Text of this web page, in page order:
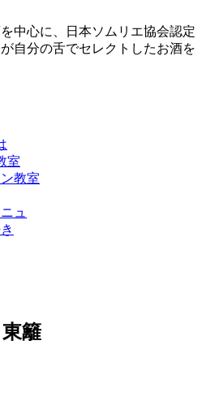
中心に、日本ソムリエ協会認定
自分の舌でセレクトしたお酒を
室
教室
ュ
籬